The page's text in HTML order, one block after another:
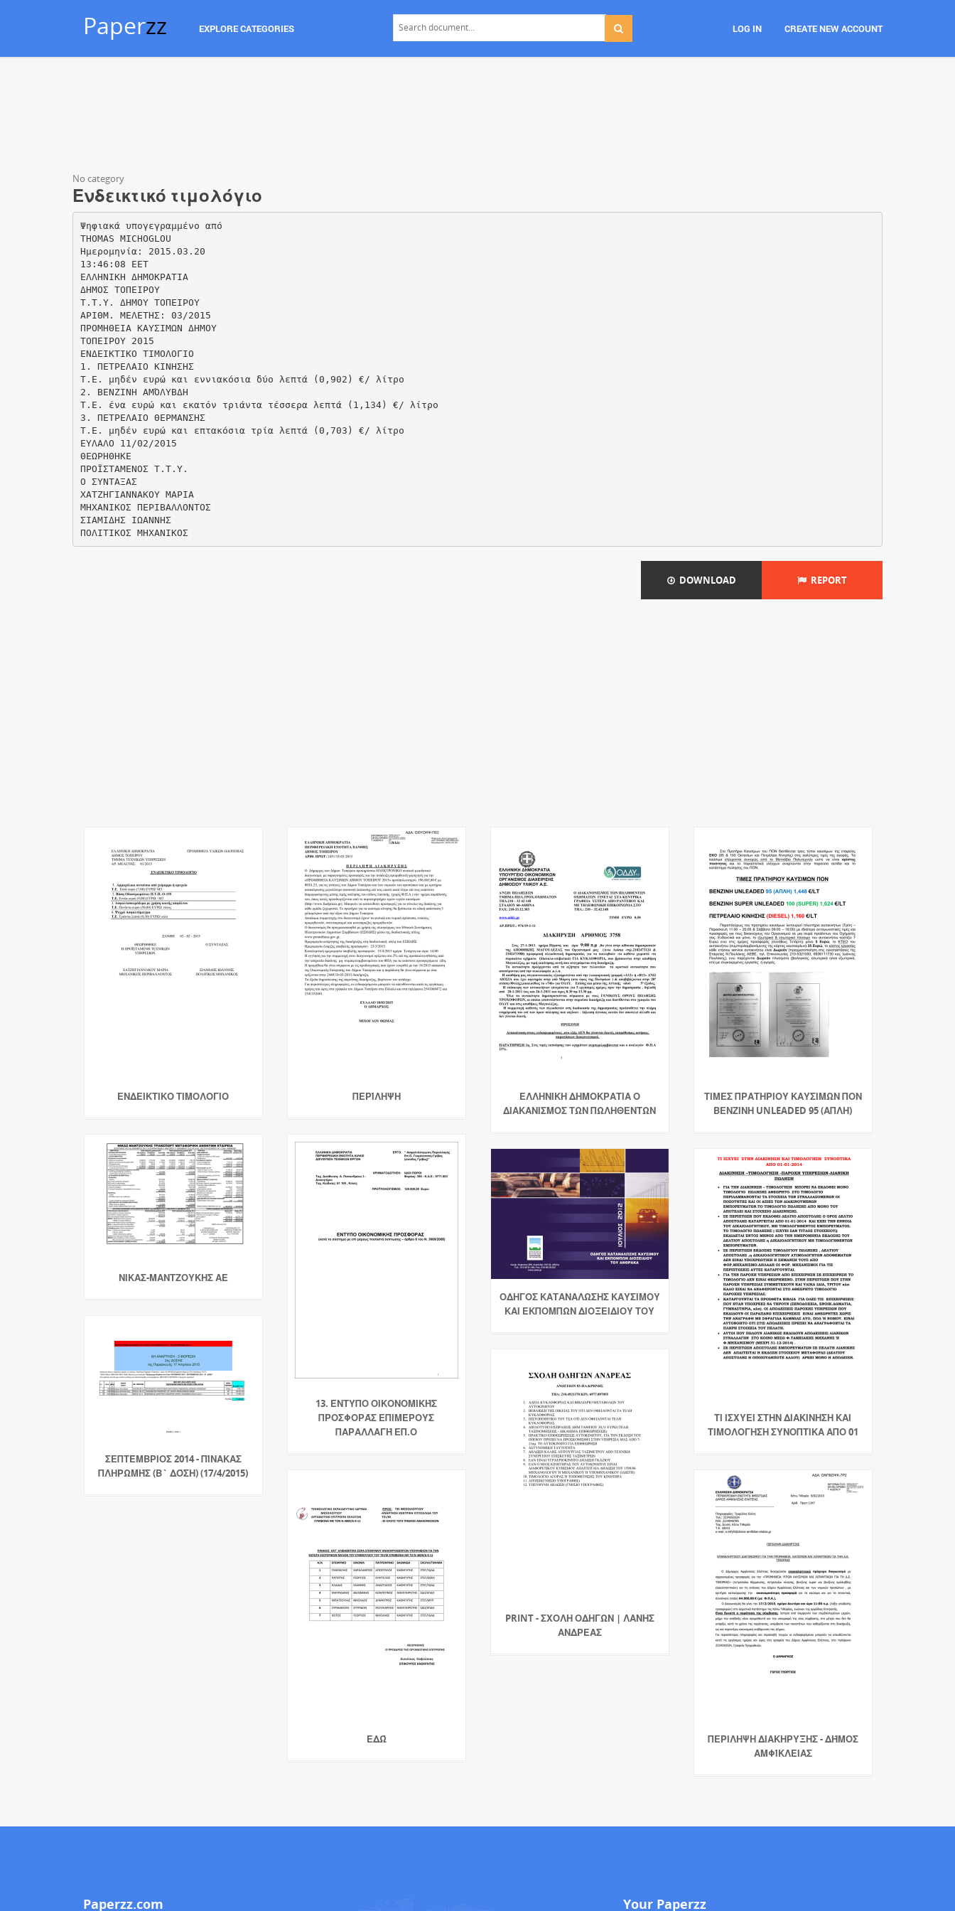
Paperzz EXPLORE CATEGORIES LOG IN CREATE NEW ACCOUNT
No category
Ενδεικτικό τιμολόγιο
Ψηφιακά υπογεγραμμένο από
THOMAS MICHOGLOU
Ημερομηνία: 2015.03.20
13:46:08 EET
ΕΛΛΗΝΙΚΗ ΔΗΜΟΚΡΑΤΙΑ
ΔΗΜΟΣ ΤΟΠΕΙΡΟΥ
T.Τ.Υ. ΔΗΜΟΥ ΤΟΠΕΙΡΟΥ
ΑΡΙΘΜ. ΜΕΛΕΤΗΣ: 03/2015
ΠΡΟΜΗΘΕΙΑ ΚΑΥΣΙΜΩΝ ΔΗΜΟΥ
ΤΟΠΕΙΡΟΥ 2015
ΕΝΔΕΙΚΤΙΚΟ ΤΙΜΟΛΟΓΙΟ
1. ΠΕΤΡΕΛΑΙΟ ΚΙΝΗΣΗΣ
Τ.Ε. μηδέν ευρώ και εννιακόσια δύο λεπτά (0,902) €/ λίτρο
2. ΒΕΝΖΙΝΗ ΑΜΌΛΥΒΔΗ
Τ.Ε. ένα ευρώ και εκατόν τριάντα τέσσερα λεπτά (1,134) €/ λίτρο
3. ΠΕΤΡΕΛΑΙΟ ΘΕΡΜΑΝΣΗΣ
Τ.Ε. μηδέν ευρώ και επτακόσια τρία λεπτά (0,703) €/ λίτρο
ΕΥΛΑΛΟ 11/02/2015
ΘΕΩΡΗΘΗΚΕ
ΠΡΟΪΣΤΑΜΕΝΟΣ Τ.Τ.Υ.
Ο ΣΥΝΤΑΞΑΣ
ΧΑΤΖΗΓΙΑΝΝΑΚΟΥ ΜΑΡΙΑ
ΜΗΧΑΝΙΚΟΣ ΠΕΡΙΒΑΛΛΟΝΤΟΣ
ΣΙΑΜΙΔΗΣ ΙΩΑΝΝΗΣ
ΠΟΛΙΤΙΚΟΣ ΜΗΧΑΝΙΚΟΣ
DOWNLOAD REPORT
ΕΝΔΕΙΚΤΙΚΟ ΤΙΜΟΛΟΓΙΟ ΠΕΡΊΛΗΨΗ
ΕΛΛΗΝΙΚΗ ΔΗΜΟΚΡΑΤΙΑ Ο
ΔΙΑΚΑΝΙΣΜΟΣ ΤΩΝ ΠΩΛΗΘΕΝΤΩΝ
ΤΙΜΕΣ ΠΡΑΤΗΡΙΟΥ ΚΑΥΣΙΜΩΝ ΠΟΝ
ΒΕΝΖΙΝΗ UNLEADED 95 (ΑΠΛΗ)
ΝΙΚΑΣ-ΜΑΝΤΖΟΥΚΗΣ ΑΕ
13. ΈΝΤΥΠΟ ΟΙΚΟΝΟΜΙΚΉΣ
ΠΡΟΣΦΟΡΆΣ ΕΠΙΜΈΡΟΥΣ
ΠΑΡΑΛΛΑΓΉ ΕΠ.Ο
ΟΔΗΓΟΣ ΚΑΤΑΝΑΛΩΣΗΣ ΚΑΥΣΙΜΟΥ
ΚΑΙ ΕΚΠΟΜΠΩΝ ΔΙΟΞΕΙΔΙΟΥ ΤΟΥ
ΤΙ ΙΣΧΥΕΙ ΣΤΗΝ ΔΙΑΚΙΝΗΣΗ ΚΑΙ
ΤΙΜΟΛΟΓΗΣΗ ΣΥΝΟΠΤΙΚΑ ΑΠΟ 01
ΣΕΠΤΈΜΒΡΙΟΣ 2014 - ΠΊΝΑΚΑΣ
ΠΛΗΡΩΜΉΣ (Β` ΔΌΣΗ) (17/4/2015)
PRINT - ΣΧΟΛΗ ΟΔΗΓΩΝ | ΛΑΝΗΣ
ΑΝΔΡΕΑΣ
ΕΔΏ
ΠΕΡΙΛΗΨΗ ΔΙΑΚΗΡΥΞΗΣ - ΔΉΜΟΣ
ΑΜΦΊΚΛΕΙΑΣ
Paperzz.com Your Paperzz